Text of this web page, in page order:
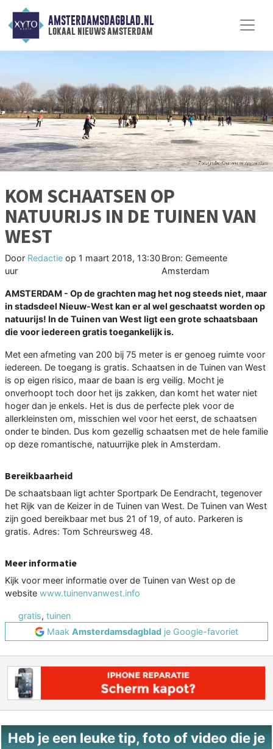
AMSTERDAMSDAGBLAD.NL
lokaal nieuws amsterdam
KOM SCHAATSEN OP
NATUURIJS IN DE TUINEN VAN
WEST
Door Redactie op 1 maart 2018, 13:30
uur
Bron: Gemeente
Amsterdam
AMSTERDAM - Op de grachten mag het nog steeds niet, maar
in stadsdeel Nieuw-West kan er al wel geschaatst worden op
natuurijs! In de Tuinen van West ligt een grote schaatsbaan
die voor iedereen gratis toegankelijk is.
Met een afmeting van 200 bij 75 meter is er genoeg ruimte voor
iedereen. De toegang is gratis. Schaatsen in de Tuinen van West
is op eigen risico, maar de baan is erg veilig. Mocht je
onverhoopt toch door het ijs zakken, dan komt het water niet
hoger dan je enkels. Het is dus de perfecte plek voor de
allerkleinsten om, misschien wel voor het eerst, de schaatsen
onder te binden. Dus kom gezellig schaatsen met de hele familie
op deze romantische, natuurrijke plek in Amsterdam.
Bereikbaarheid
De schaatsbaan ligt achter Sportpark De Eendracht, tegenover
het Rijk van de Keizer in de Tuinen van West. De Tuinen van West
zijn goed bereikbaar met bus 21 of 19, of auto. Parkeren is
gratis. Adres: Tom Schreursweg 48.
Meer informatie
Kijk voor meer informatie over de Tuinen van West op de
website www.tuinenvanwest.info
gratis, tuinen
Maak Amsterdamsdagblad je Google-favoriet
Heb je een leuke tip, foto of video die je